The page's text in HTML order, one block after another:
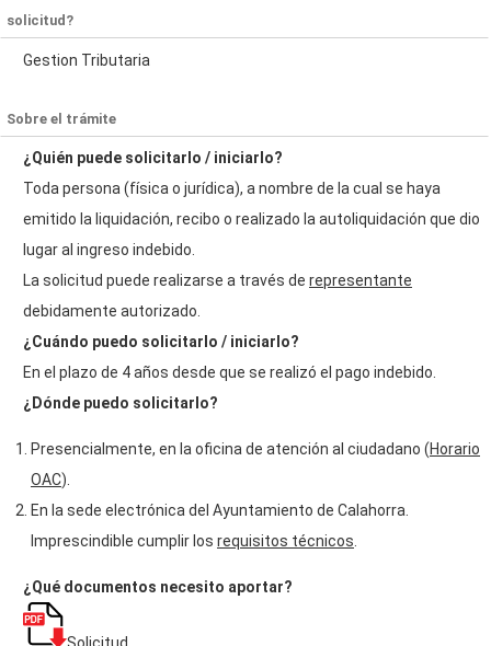
solicitud?
Gestion Tributaria
Sobre el trámite
¿Quién puede solicitarlo / iniciarlo?
Toda persona (física o jurídica), a nombre de la cual se haya
emitido la liquidación, recibo o realizado la autoliquidación que dio
lugar al ingreso indebido.
La solicitud puede realizarse a través de representante
debidamente autorizado.
¿Cuándo puedo solicitarlo / iniciarlo?
En el plazo de 4 años desde que se realizó el pago indebido.
¿Dónde puedo solicitarlo?
Presencialmente, en la oficina de atención al ciudadano (Horario
OAC).
En la sede electrónica del Ayuntamiento de Calahorra.
Imprescindible cumplir los requisitos técnicos.
¿Qué documentos necesito aportar?